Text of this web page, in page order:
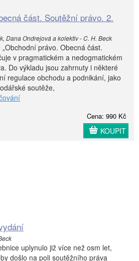
část. Soutěžní právo. 2.
Dana Ondrejová a kolektiv - C. H. Beck
právo. Obecná část.
v pragmatickém a nedogmatickém
Do výkladu jsou zahrnuty i některé
regulace obchodu a podnikání, jako
soutěže,
Cena: 990 Kč
KOUPIT
uplynulo již více než osm let,
došlo na poli soutěžního práva